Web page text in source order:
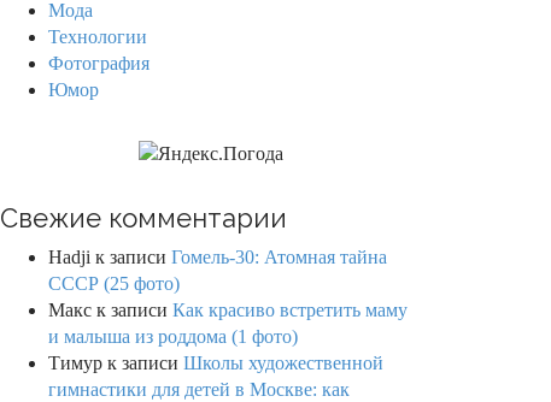
Мода
Технологии
Фотография
Юмор
Свежие комментарии
Hadji к записи Гомель-30: Атомная тайна
СССР (25 фото)
Макс к записи Как красиво встретить маму
и малыша из роддома (1 фото)
Тимур к записи Школы художественной
гимнастики для детей в Москве: как